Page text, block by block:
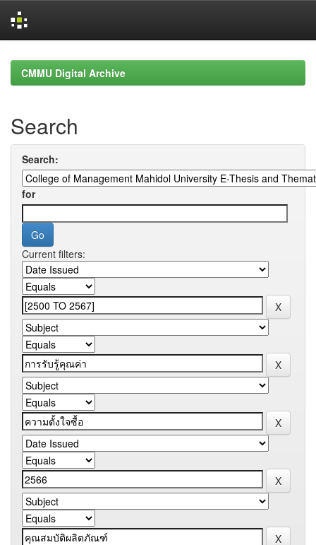
navigationCMMU Digital Archive
Search
Search:
for
Current filters: